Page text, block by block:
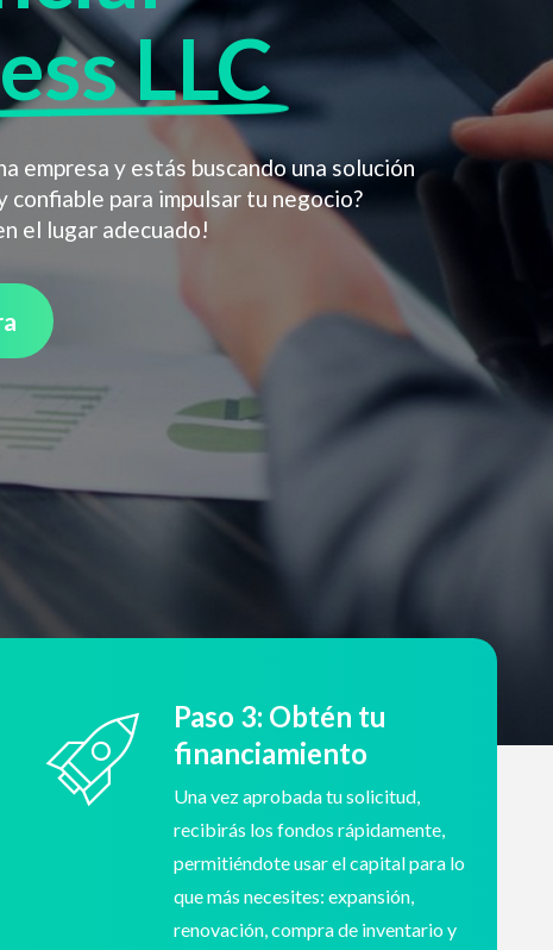
LLC
empresa y estás buscando una solución
confiable para impulsar tu negocio?
el lugar adecuado!
Paso 3: Obtén tu
financiamiento
Una vez aprobada tu solicitud,
recibirás los fondos rápidamente,
permitiéndote usar el capital para lo
que más necesites: expansión,
renovación, compra de inventario y